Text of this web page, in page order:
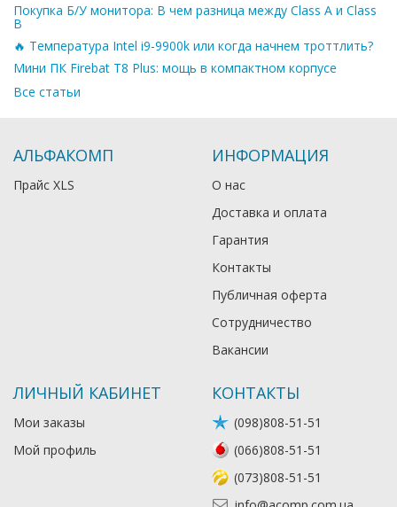
Покупка Б/У монитора: В чем разница между Class A и Class
B
🔥 Температура Intel i9-9900k или когда начнем троттлить?
Мини ПК Firebat T8 Plus: мощь в компактном корпусе
Все статьи
АЛЬФАКОМП
Прайс XLS
ИНФОРМАЦИЯ
О нас
Доставка и оплата
Гарантия
Контакты
Публичная оферта
Сотрудничество
Вакансии
ЛИЧНЫЙ КАБИНЕТ
Мои заказы
Мой профиль
КОНТАКТЫ
(098)808-51-51
(066)808-51-51
(073)808-51-51